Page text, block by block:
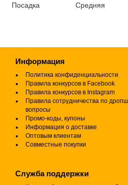
Посадка
Средняя
Информация
Политика конфиденциальности
Правила конкурсов в Facebook
Правила конкурсов в Instagram
Правила сотрудничества по
вопросы
Промо-коды, купоны
Информация о доставке
Оптовым клиентам
Совместные покупки
Служба поддержки